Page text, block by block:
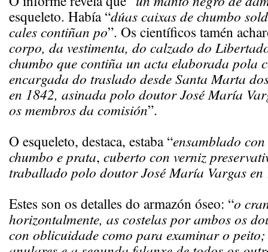
esqueleto. Había “dúas caixas de chumbo
cales contiñan po”. Os científicos tamén
corpo, da vestimenta, do calzado do
chumbo que contiña un acta elaborada pola
encargada do traslado desde Santa Marta
en 1842, asinada polo doutor José María
os membros da comisión”.
O esqueleto, destaca, estaba “ensamblado
chumbo e prata, cuberto con verniz
traballado polo doutor José María Vargas en
Estes son os detalles do armazón óseo: “o
horizontalmente, as costelas por ambos os
con oblicuidade como para examinar o peito;